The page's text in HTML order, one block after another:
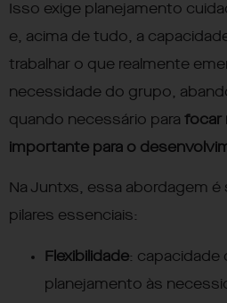
Isso exige planejamento
e, acima de tudo, a
trabalhar o que realmente
necessidade do grupo,
quando necessário para focar
importante para o
Na Juntxs, essa abordagem
pilares essenciais:
Flexibilidade: capacidade
planejamento às